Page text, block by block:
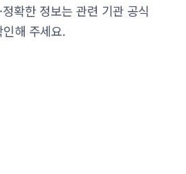
확한 정보는 관련 기관 공식
해 주세요.